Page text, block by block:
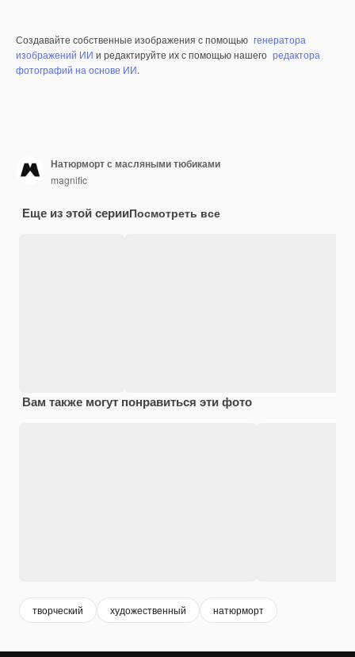
Создавайте собственные изображения с помощью генератора
изображений ИИ и редактируйте их с помощью нашего редактора
фотографий на основе ИИ.
Натюрморт с масляными тюбиками
magnific
Еще из этой серииПосмотреть все
Вам также могут понравиться эти фото
творческий художественный натюрморт